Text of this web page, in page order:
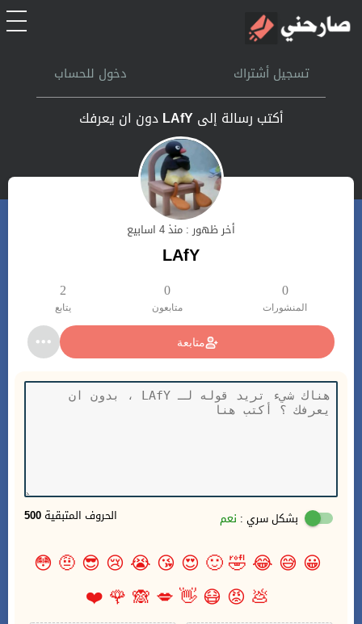
الرئيسيةتسجيل أشتراك دخول للحساب
أكتب رسالة إلىLAfY دون ان يعرفك
أخر ظهور : منذ 4 اسابيع
LAfY
0
المنشورات
0
متابعون
2
يتابع
متابعة
500 الحروف المتبقية بشكل سري : نعم
😀
😅
😂
🤣
🙂
😍
😘
😭
😢
😎
🤨
😳
💩
😡
😷
👋
💋
🙈
🌹
❤️